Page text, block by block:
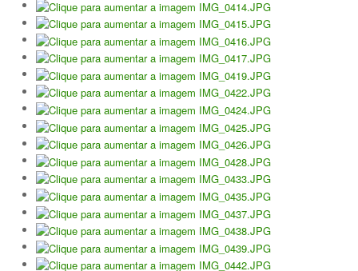
Torneio Jovens Esperanças VII
Torneio Super Jovem V
Torneio Jovens Esperanças VI
Lumiar Open XIII
1ª Experiência de Ténis
Masters Jaguar Automóveis Lisboa
Lumiar Kids Cup XIV
Lumiar Kids Open XIV